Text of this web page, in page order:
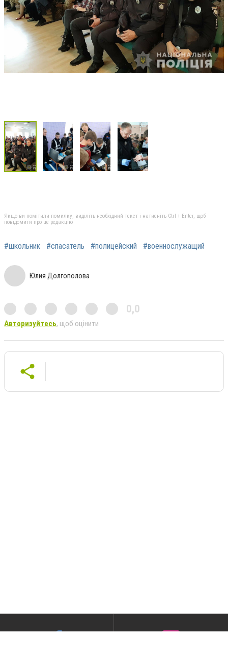
Якщо ви помітили помилку, виділіть необхідний текст і натисніть Ctrl + Enter, щоб
повідомити про це редакцію
#школьник #спасатель #полицейский #военнослужащий
Юлия Долгополова
0,0
Авторизуйтесь, щоб оцінити